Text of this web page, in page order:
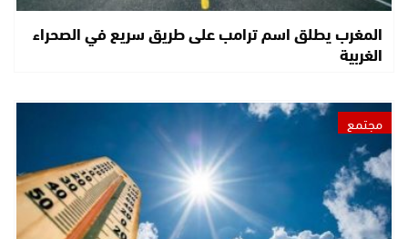
المغرب يطلق اسم ترامب على طريق سريع في الصحراء
الغربية
مجتمع